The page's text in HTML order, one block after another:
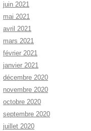
juin 2021
mai 2021
avril 2021
mars 2021
février 2021
janvier 2021
décembre 2020
novembre 2020
octobre 2020
septembre 2020
juillet 2020